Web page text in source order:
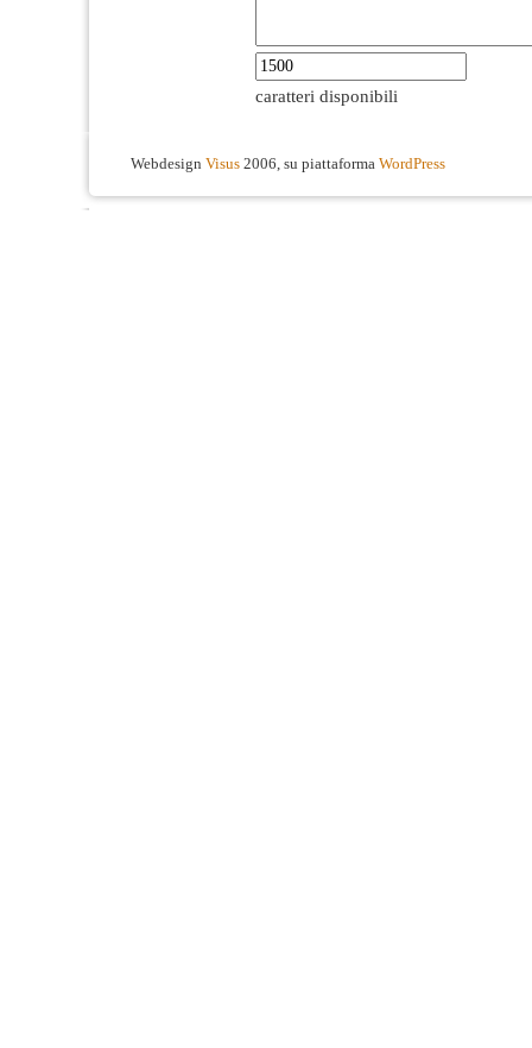
caratteri disponibili
Webdesign Visus 2006, su piattaforma WordPress